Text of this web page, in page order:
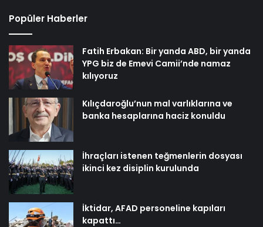
Popüler Haberler
Fatih Erbakan: Bir yanda ABD, bir yanda
YPG biz de Emevi Camii’nde namaz
kılıyoruz
Kılıçdaroğlu’nun mal varlıklarına ve
banka hesaplarına haciz konuldu
İhraçları istenen teğmenlerin dosyası
ikinci kez disiplin kurulunda
İktidar, AFAD personeline kapıları
kapattı…